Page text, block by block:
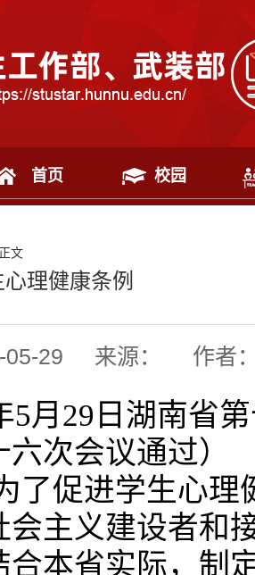
首页 校园
文
理健康条例
05-29 来源： 作者
5月29日湖南省
次会议通过）
了促进学生心
会主义建设者和
合本省实际，制